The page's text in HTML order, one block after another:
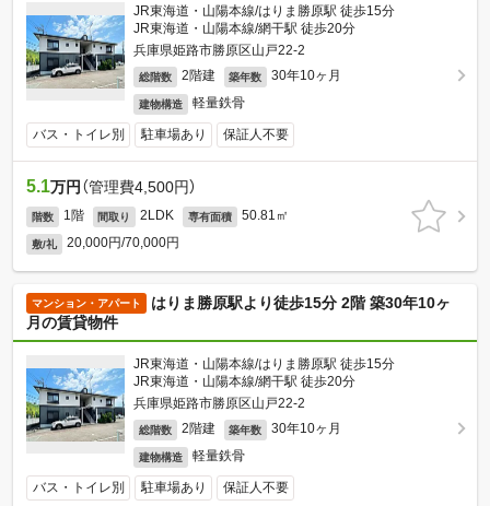
JR東海道・山陽本線/はりま勝原駅 徒歩15分
JR東海道・山陽本線/網干駅 徒歩20分
兵庫県姫路市勝原区山戸22-2
総階数 2階建 築年数 30年10ヶ月
建物構造 軽量鉄骨
バス・トイレ別 駐車場あり 保証人不要
5.1万円 （管理費4,500円）
階数 1階 間取り 2LDK 専有面積 50.81㎡
敷/礼 20,000円/70,000円
マンション・アパート
はりま勝原駅より徒歩15分 2階 築30年10ヶ
月の賃貸物件
JR東海道・山陽本線/はりま勝原駅 徒歩15分
JR東海道・山陽本線/網干駅 徒歩20分
兵庫県姫路市勝原区山戸22-2
総階数 2階建 築年数 30年10ヶ月
建物構造 軽量鉄骨
バス・トイレ別 駐車場あり 保証人不要